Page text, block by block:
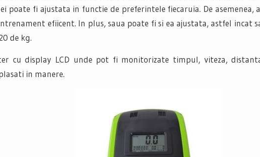
poate fi ajustata in functie de preferintele fiecaruia. De
efiicent. In plus, saua poate fi si ea ajustata, astfel incat
de kg.
cu display LCD unde pot fi monitorizate timpul, viteza,
in manere.